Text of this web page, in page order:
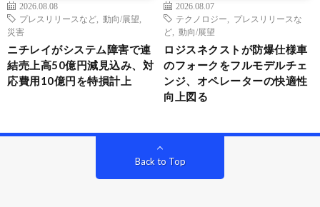
2026.08.08
プレスリリースなど
動向/展望
災害
ニチレイがシステム障害で連
結売上高50億円減見込み、対
応費用10億円を特損計上
2026.08.07
テクノロジー
プレスリリースな
ど
動向/展望
ロジスネクストが防爆仕様車
のフォークをフルモデルチェ
ンジ、オペレーターの快適性
向上図る
Back to Top